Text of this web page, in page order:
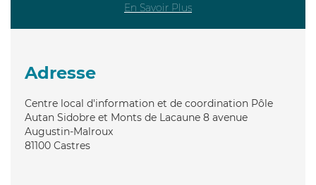
En Savoir Plus
Adresse
Centre local d'information et de coordination Pôle
Autan Sidobre et Monts de Lacaune 8 avenue
Augustin-Malroux
81100 Castres